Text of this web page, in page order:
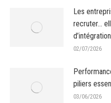
Les
recruter…
d’intégration
02/07/2026
piliers
03/06/2026